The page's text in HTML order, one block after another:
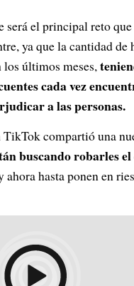
será el principal reto
ya que la cantidad de
los últimos meses,
cada vez
a las personas.
TikTok compartió una
buscando robarles
ahora hasta ponen en